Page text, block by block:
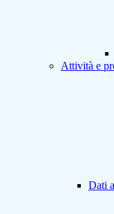
Attività e
Dati